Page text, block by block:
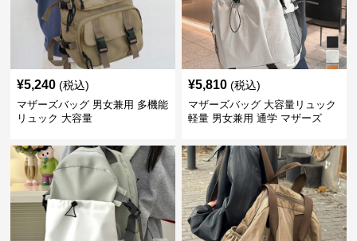
¥5,240 (税込)
マザーズバッグ 男女兼用 多機能
リュック 大容量
¥5,810 (税込)
マザーズバッグ 大容量リュック
軽量 男女兼用 通学 マザーズ